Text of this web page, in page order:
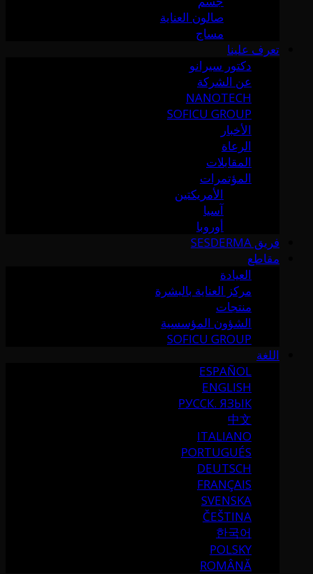
صالون العناية
مساج
تعرف علينا
دكتور سيرانو
عن الشركة
NANOTECH
SOFICU GROUP
الأخبار
الرعاة
المقابلات
المؤتمرات
الأمريكتين
آسيا
أوروبا
فريق SESDERMA
مقاطع
العيادة
مركز العناية بالبشرة
منتجات
الشؤون المؤسسية
SOFICU GROUP
اللغة
ESPAÑOL
ENGLISH
РУССК. ЯЗЫК
中文
ITALIANO
PORTUGUÉS
DEUTSCH
FRANÇAIS
SVENSKA
ČEŠTINA
한국어
POLSKY
ROMÂNĂ